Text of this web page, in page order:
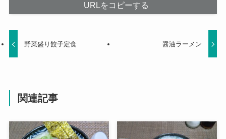
URLをコピーする
野菜盛り餃子定食 醤油ラーメン
関連記事